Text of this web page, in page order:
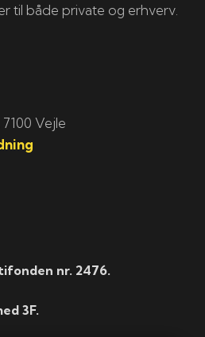
til både private og erhverv.
Vejle
nr. 2476.
3F.